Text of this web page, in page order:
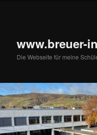
www.breuer-
Die Webseite für meine